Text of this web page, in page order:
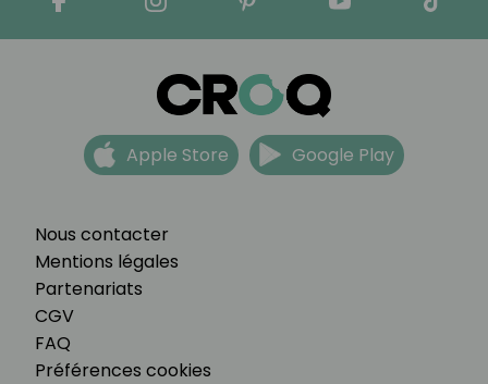
Nous contacter
Mentions légales
Partenariats
CGV
FAQ
Préférences cookies
Apple Store Google Play